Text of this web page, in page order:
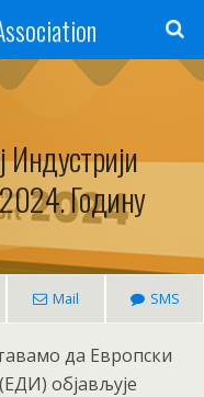
Индустрији
Годину
Mail SMS
да Европски
објављује